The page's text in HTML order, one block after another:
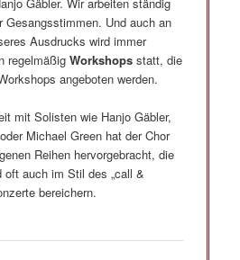
Gesangsstimmen. Und auch an
Ausdrucks wird immer
regelmäßigWorkshops statt, die
angeboten werden.
mit Solisten wie Hanjo Gäbler,
Michael Green hat der Chor
Reihen hervorgebracht, die
auch im Stil des „call &
bereichern.